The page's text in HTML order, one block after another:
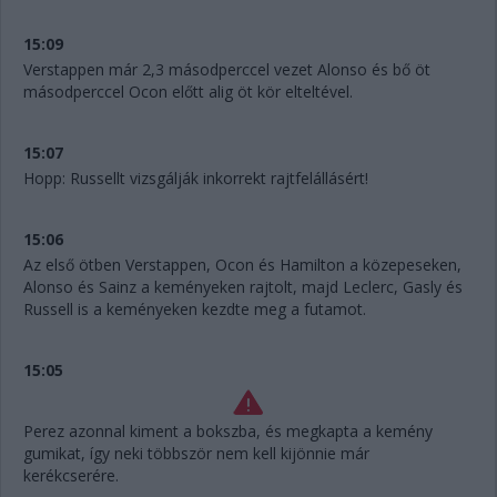
15:09
Verstappen már 2,3 másodperccel vezet Alonso és bő öt
másodperccel Ocon előtt alig öt kör elteltével.
15:07
Hopp: Russellt vizsgálják inkorrekt rajtfelállásért!
15:06
Az első ötben Verstappen, Ocon és Hamilton a közepeseken,
Alonso és Sainz a keményeken rajtolt, majd Leclerc, Gasly és
Russell is a keményeken kezdte meg a futamot.
15:05
Perez azonnal kiment a bokszba, és megkapta a kemény
gumikat, így neki többször nem kell kijönnie már
kerékcserére.